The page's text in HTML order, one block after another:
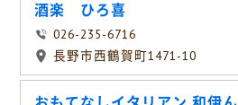
酒楽 ひろ喜
026-235-6716
長野市西鶴賀町1471-10